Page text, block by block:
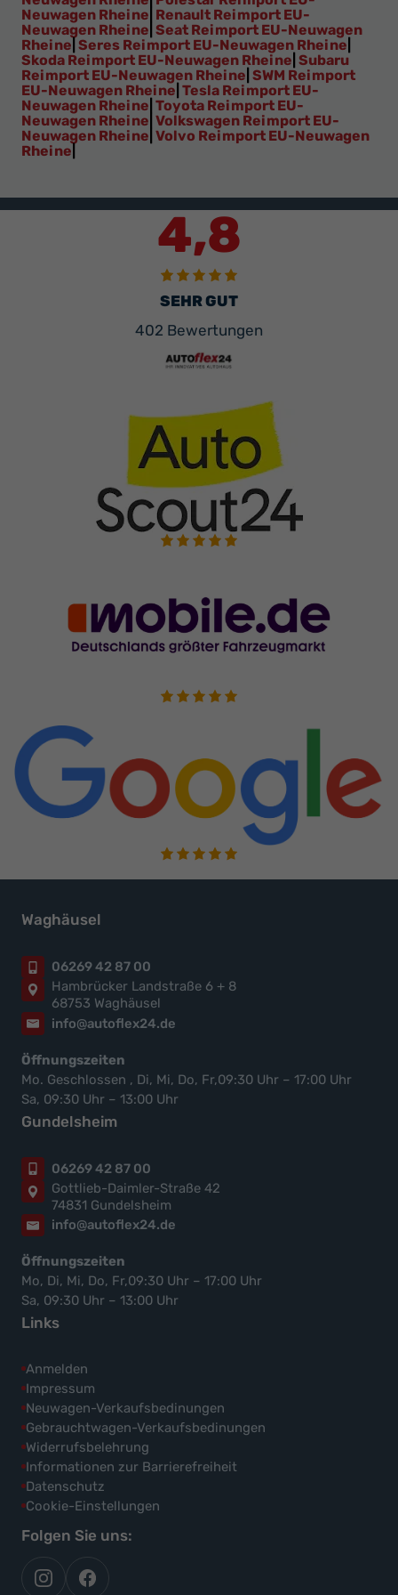
Neuwagen Rheine Renault Reimport EU-
Neuwagen Rheine Seat Reimport EU-Neuwagen
Rheine Seres Reimport EU-Neuwagen Rheine
Skoda Reimport EU-Neuwagen Rheine Subaru
Reimport EU-Neuwagen Rheine SWM Reimport
EU-Neuwagen Rheine Tesla Reimport EU-
Neuwagen Rheine Toyota Reimport EU-
Neuwagen Rheine Volkswagen Reimport EU-
Neuwagen Rheine Volvo Reimport EU-Neuwagen
Rheine
4,8
SEHR GUT
402 Bewertungen
Waghäusel
06269 42 87 00
Hambrücker Landstraße 6 + 8
68753 Waghäusel
info@autoflex24.de
Öffnungszeiten
Mo. Geschlossen , Di, Mi, Do, Fr,09:30 Uhr – 17:00 Uhr
Sa, 09:30 Uhr – 13:00 Uhr
Gundelsheim
06269 42 87 00
Gottlieb-Daimler-Straße 42
74831 Gundelsheim
info@autoflex24.de
Öffnungszeiten
Mo, Di, Mi, Do, Fr,09:30 Uhr – 17:00 Uhr
Sa, 09:30 Uhr – 13:00 Uhr
Links
Anmelden
Impressum
Neuwagen-Verkaufsbedinungen
Gebrauchtwagen-Verkaufsbedinungen
Widerrufsbelehrung
Informationen zur Barrierefreiheit
Datenschutz
Cookie-Einstellungen
Folgen Sie uns:
autoflexautoflex24